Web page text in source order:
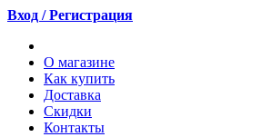
Вход / Регистрация
О магазине
Как купить
Доставка
Скидки
Контакты